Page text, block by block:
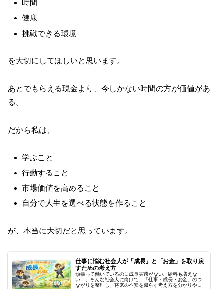
時間
健康
挑戦できる環境
を大切にしてほしいと思います。
あとでもらえる現金より、今しかない時間の方が価値があ
る。
だから私は、
学ぶこと
行動すること
市場価値を高めること
自分で人生を選べる状態を作ること
が、本当に大切だと思っています。
仕事に悩む社会人が「成長」と「お金」を取り戻
すための考え方
頑張って働いているのに成長実感がない、給料も増えな
い…。そんな社会人に向けて、「仕事・成長・お金」のつ
ながりを整理し、将来の不安を減らす考え方を分かりやす